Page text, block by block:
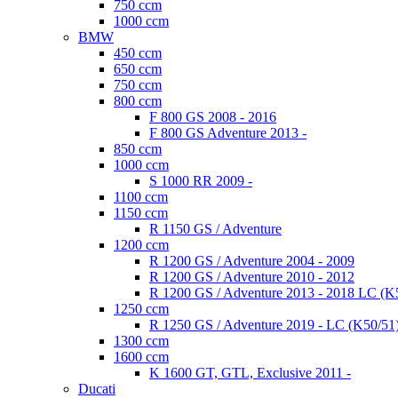
750 ccm
1000 ccm
BMW
450 ccm
650 ccm
750 ccm
800 ccm
F 800 GS 2008 - 2016
F 800 GS Adventure 2013 -
850 ccm
1000 ccm
S 1000 RR 2009 -
1100 ccm
1150 ccm
R 1150 GS / Adventure
1200 ccm
R 1200 GS / Adventure 2004 - 2009
R 1200 GS / Adventure 2010 - 2012
R 1200 GS / Adventure 2013 - 2018 LC
1250 ccm
R 1250 GS / Adventure 2019 - LC (K50/
1300 ccm
1600 ccm
K 1600 GT, GTL, Exclusive 2011 -
Ducati